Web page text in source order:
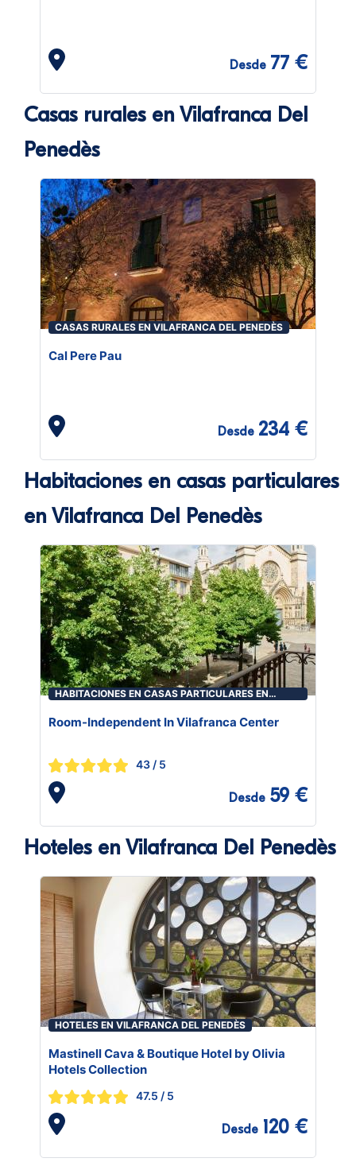
Desde 77 €
Casas rurales en Vilafranca Del
Penedès
CASAS RURALES EN VILAFRANCA DEL PENEDÈS
Cal Pere Pau
Desde 234 €
Habitaciones en casas particulares
en Vilafranca Del Penedès
HABITACIONES EN CASAS PARTICULARES EN
Room-Independent In Vilafranca Center
43 / 5
Desde 59 €
Hoteles en Vilafranca Del Penedès
HOTELES EN VILAFRANCA DEL PENEDÈS
Mastinell Cava & Boutique Hotel by Olivia
Hotels Collection
47.5 / 5
Desde 120 €